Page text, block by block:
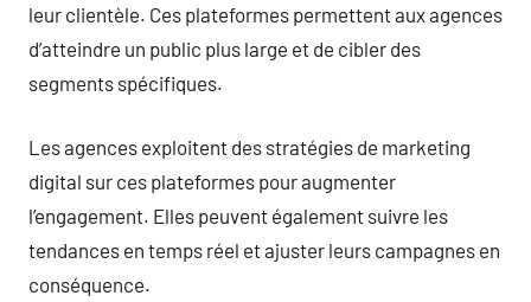
leur clientèle. Ces plateformes permettent aux agences
d’atteindre un public plus large et de cibler des
segments spécifiques.
Les agences exploitent des stratégies de marketing
digital sur ces plateformes pour augmenter
l’engagement. Elles peuvent également suivre les
tendances en temps réel et ajuster leurs campagnes en
conséquence.